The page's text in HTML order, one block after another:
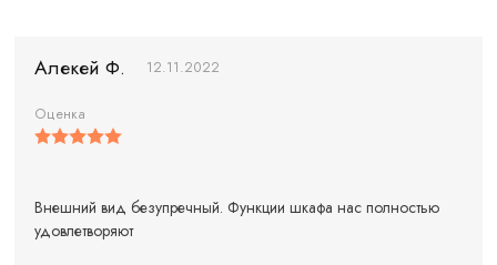
Алекей Ф. 12.11.2022
Оценка
Внешний вид безупречный. Функции шкафа нас полностью
удовлетворяют